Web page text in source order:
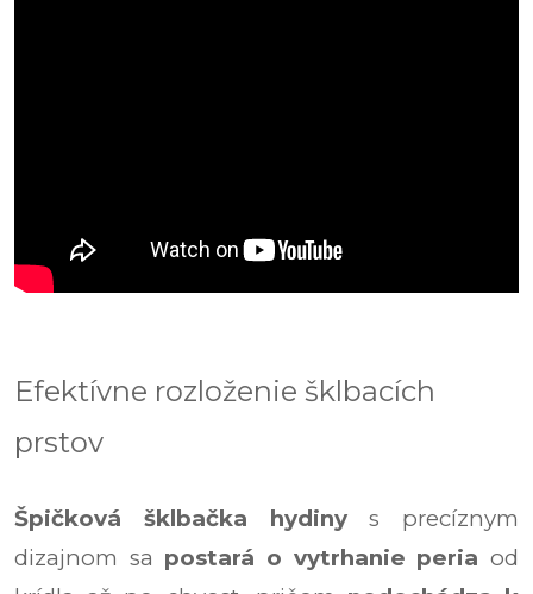
Efektívne rozloženie šklbacích
prstov
Špičková šklbačka hydinys precíznym
dizajnom sa postará o vytrhanie peria od